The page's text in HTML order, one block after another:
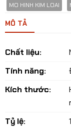
So sánh
MO HINH KIM LOAI
MÔ TẢ
Chất liệu:
Tính năng:
Kích thước:
Tỷ lệ: